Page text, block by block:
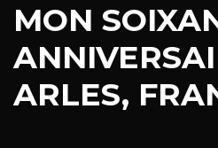
MON
ARLES,